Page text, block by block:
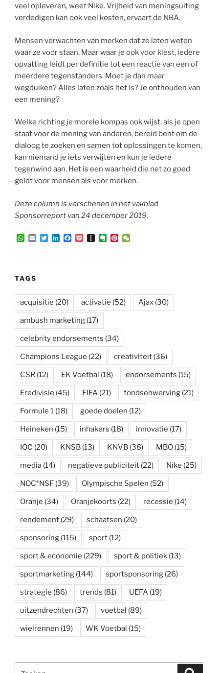
veel opleveren, weet Nike. Vrijheid van meningsuiting
verdedigen kan ook veel kosten, ervaart de NBA.
Mensen verwachten van merken dat ze laten weten
waar ze voor staan. Maar waar je ook voor kiest, iedere
opvatting leidt per definitie tot een reactie van een of
meerdere tegenstanders. Moet je dan maar
wegduiken? Alles laten zoals het is? Je onthouden van
een mening?
Welke richting je morele kompas ook wijst, als je open
staat voor de mening van anderen, bereid bent om de
dialoog te zoeken en samen tot oplossingen te komen,
kan niemand je iets verwijten en kun je iedere
tegenwind aan. Het is een waarheid die net zo goed
geldt voor mensen als voor merken.
Deze column is verschenen in het vakblad
Sponsorreport van 24 december 2019.
W
A
p
E
T
L
n
F
k
P
p
e
r
E
e
P
s
t
TAGS
acquisitie (20) activatie (52) Ajax (30)
ambush marketing (17)
celebrity endorsements (34)
Champions League (22) creativiteit (36)
CSR (12) EK Voetbal (18) endorsements (15)
Eredivisie (45) FIFA (21) fondsenwerving (21)
Formule 1 (18) goede doelen (12)
Heineken (15) inhakers (18) innovatie (17)
IOC (20) KNSB (13) KNVB (38) MBO (15)
media (14) negatieve publiciteit (22) Nike (25)
NOC*NSF (39) Olympische Spelen (52)
Oranje (34) Oranjekoorts (22) recessie (14)
rendement (29) schaatsen (20)
sponsoring (115) sport (12)
sport & economie (229) sport & politiek (13)
sportmarketing (144) sportsponsoring (26)
strategie (86) trends (81) UEFA (19)
uitzendrechten (37) voetbal (89)
wielrennen (19) WK Voetbal (15)